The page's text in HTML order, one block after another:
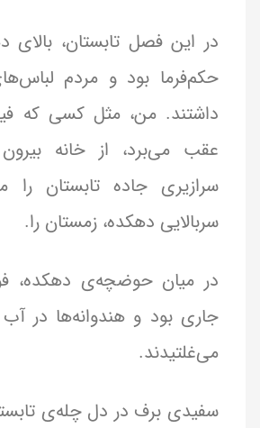
در این فصل تابستان، بالای
حکم‌فرما بود و مردم
داشتند. من، مثل کسی که
عقب می‌برد، از خانه
سرازیری جاده تابستان
سربالایی دهکده، زمستان را.
در میان حوضچه‌ی دهکده،
جاری بود و هندوانه‌ها در
می‌غلتیدند.
سفیدی برف در دل چله‌ی